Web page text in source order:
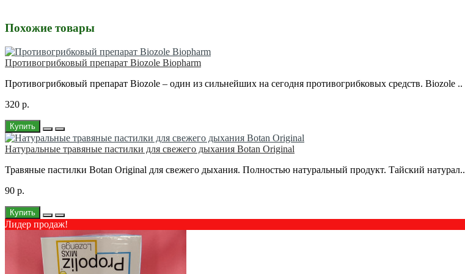
Похожие товары
Противогрибковый препарат Biozole Biopharm
Противогрибковый препарат Biozole – один из сильнейших на сегодня противогрибковых средств. Biozole ..
320 р.
Купить
Натуральные травяные пастилки для свежего дыхания Botan Original
Травяные пастилки Botan Original для свежего дыхания. Полностью натуральный продукт. Тайский натурал..
90 р.
Купить
Лидер продаж!